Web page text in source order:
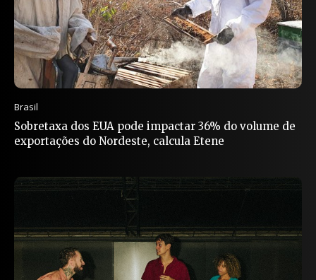
Brasil
Sobretaxa dos EUA pode impactar 36% do volume de
exportações do Nordeste, calcula Etene